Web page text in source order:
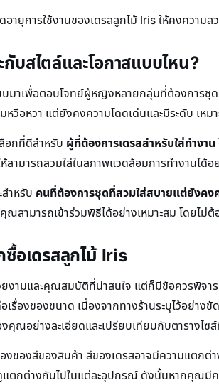
ายุการใช้งานของเดรสลูกไม้ Iris ให้คงความส
กับสไตล์และโอกาสแบบไหน?
มาเพื่อตอบโจทย์ผู้หญิงหลายกลุ่มที่ต้องการชุ
หวือหวา แต่ยังคงความโดดเด่นและมีระดับ เห
อกที่ดีสำหรับ ผู้ที่ต้องการเดรสสำหรับใส่ทำงาน
สามารถสวมใส่ในสภาพแวดล้อมการทำงานได้
ำหรับ คนที่ต้องการชุดที่สวมใส่สบายแต่ยังคง
สามารถเข้าร่วมพิธีได้อย่างเหมาะสม โดยไม่
ซื้อเดรสลูกไม้ Iris
งามและคุณสมบัติที่น่าสนใจ แต่ก็มีข้อควรพิจา
องของขนาด เนื่องจากทางร้านระบุไว้อย่าง
ณอย่างละเอียดและเปรียบเทียบกับตารางไซ
งของสีของสินค้า สีของเดรสอาจมีความแต
แตกต่างกันไปในแต่ละอุปกรณ์ ดังนั้นหากคุณมี